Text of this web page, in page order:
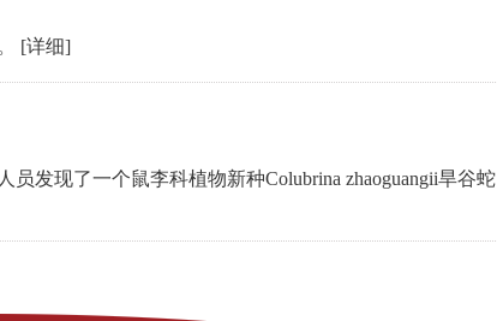
[详细]
发现了一个鼠李科植物新种Colubrina zhaoguangii旱谷蛇